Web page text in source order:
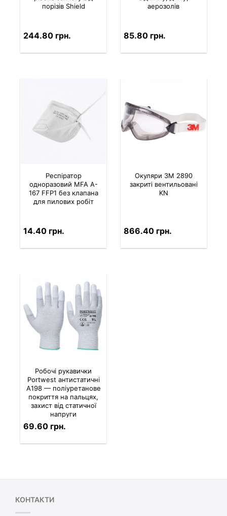
порізів Shield
244.80 грн.
аерозолів
85.80 грн.
Респіратор
одноразовий MFA A-
167 FFP1 без клапана
для пилових робіт
14.40 грн.
Окуляри 3M 2890
закриті вентильовані
KN
866.40 грн.
Робочі рукавички
Portwest антистатичні
A198 — поліуретанове
покриття на пальцях,
захист від статичної
напруги
69.60 грн.
КОНТАКТИ